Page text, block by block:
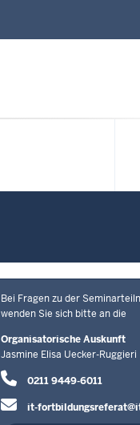
Bei Fragen zu der
wenden Sie sich bitte an die
Organisatorische Auskunft
Jasmine Elisa Uecker-Ruggieri
0211 9449-6011
it-